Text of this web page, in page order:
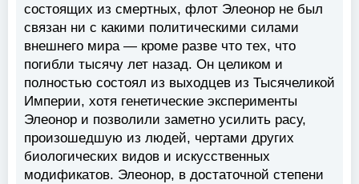
состоящих из смертных, флот Элеонор не был
связан ни с какими политическими силами
внешнего мира — кроме разве что тех, что
погибли тысячу лет назад. Он целиком и
полностью состоял из выходцев из Тысячеликой
Империи, хотя генетические эксперименты
Элеонор и позволили заметно усилить расу,
произошедшую из людей, чертами других
биологических видов и искусственных
модификатов. Элеонор, в достаточной степени